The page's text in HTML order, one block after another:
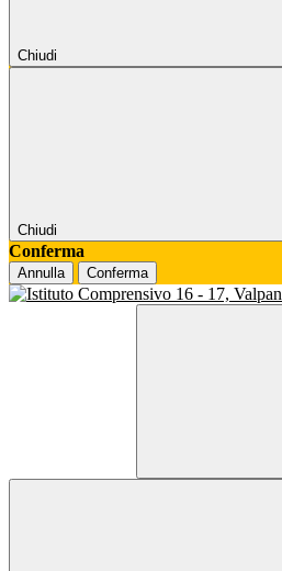
Chiudi
Chiudi
Conferma
Annulla Conferma